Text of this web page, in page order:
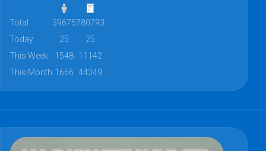
Total 39675780793
Today
25
25
This Week
1548 11142
This Month 1666 44349